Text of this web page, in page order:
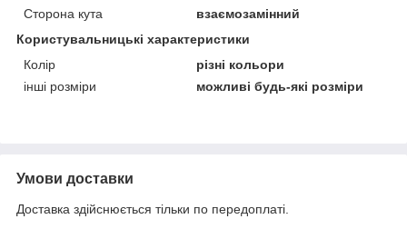
Сторона кута
взаємозамінний
Користувальницькі характеристики
Колір
різні кольори
інші розміри
можливі будь-які розміри
Умови доставки
Доставка здійснюється тільки по передоплаті.